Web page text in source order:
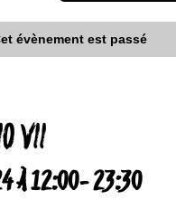
évènement est passé
VII
À 12:00-23:30